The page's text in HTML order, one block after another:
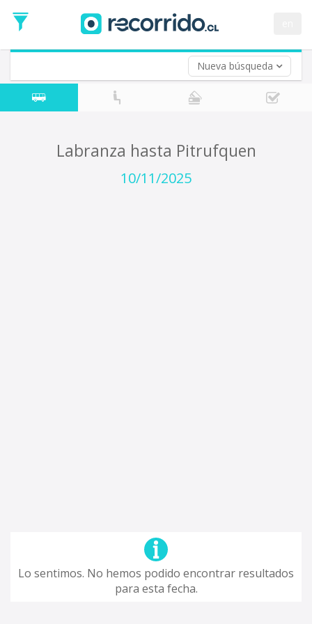
Nueva búsqueda
de
Ida
Vuelta (opcional)
Fecha
de
Labranza hasta Pitrufquen
10/11/2025
Lo sentimos. No hemos podido encontrar resultados
para esta fecha.